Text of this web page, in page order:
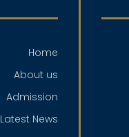
Home
About us
Admission
Latest News